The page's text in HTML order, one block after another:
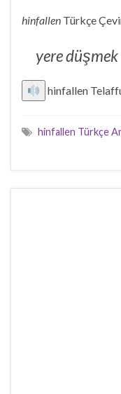
hinfallen Türkçe
yere düşmek
hinfallen
hinfallen Türkçe